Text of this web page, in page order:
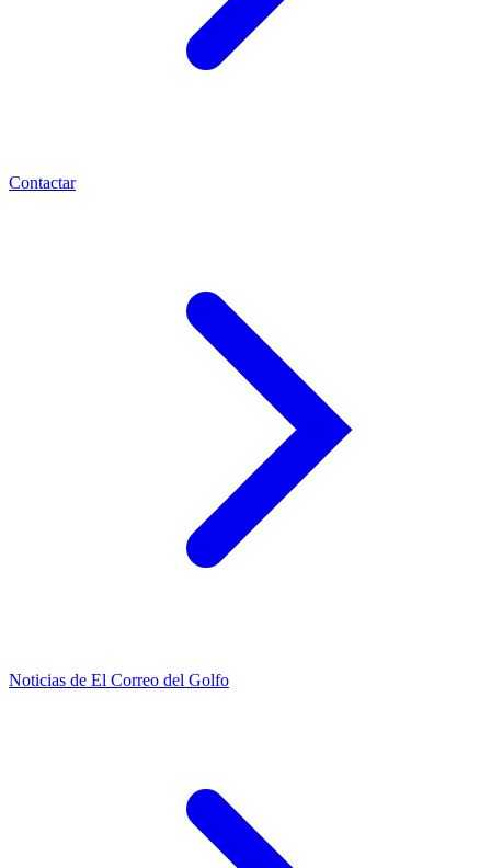
Contactar
Noticias de El Correo del Golfo